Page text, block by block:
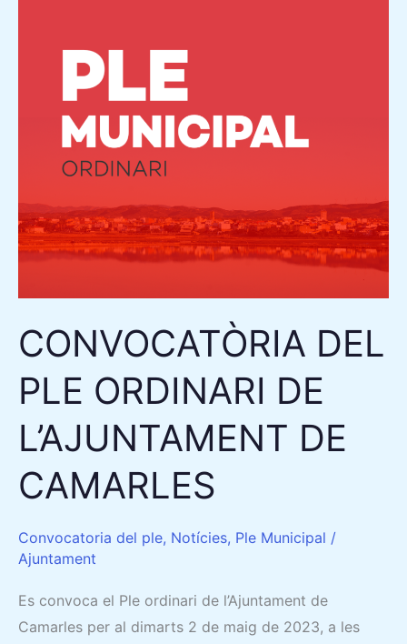
CONVOCATÒRIA DEL
PLE ORDINARI DE
L’AJUNTAMENT DE
CAMARLES
Convocatoria del ple, Notícies, Ple Municipal /
Ajuntament
Es convoca el Ple ordinari de l’Ajuntament de
Camarles per al dimarts 2 de maig de 2023, a les
L’AJUNTAMENT
CAMARLES